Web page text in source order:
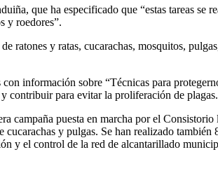
que ha especificado que “estas tareas se
y roedores”.
ratones y ratas, cucarachas, mosquitos,
información sobre “Técnicas para
contribuir para evitar la proliferación de plagas.
campaña puesta en marcha por el
y pulgas. Se han realizado también
y el control de la red de alcantarillado